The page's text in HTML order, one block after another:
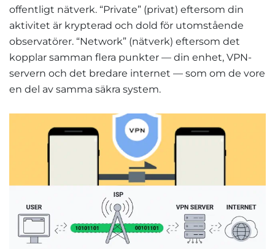
offentligt nätverk. “Private” (privat) eftersom din
aktivitet är krypterad och dold för utomstående
observatörer. “Network” (nätverk) eftersom det
kopplar samman flera punkter — din enhet, VPN-
servern och det bredare internet — som om de vore
en del av samma säkra system.